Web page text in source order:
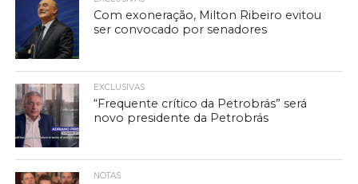
Com exoneração, Milton Ribeiro evitou
ser convocado por senadores
EXCLUSIVAS
“Frequente crítico da Petrobrás” será
novo presidente da Petrobrás
NOTAS